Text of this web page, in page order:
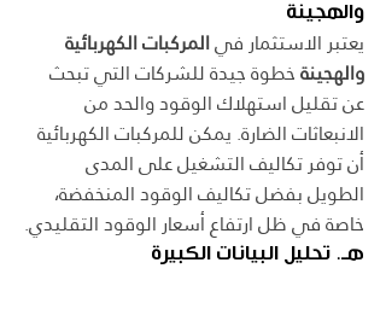
والهجينة
يعتبر الاستثمار في المركبات الكهربائية
والهجينة خطوة جيدة للشركات التي تبحث
عن تقليل استهلاك الوقود والحد من
الانبعاثات الضارة. يمكن للمركبات الكهربائية
أن توفر تكاليف التشغيل على المدى
الطويل بفضل تكاليف الوقود المنخفضة،
خاصة في ظل ارتفاع أسعار الوقود التقليدي.
هـ. تحليل البيانات الكبيرة